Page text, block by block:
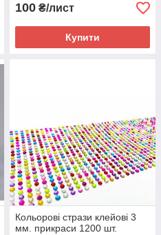
100 ₴/лист
Купити
Кольорові стрази клейові 3
мм. прикраси 1200 шт.